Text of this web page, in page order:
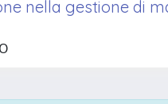
nella gestione di